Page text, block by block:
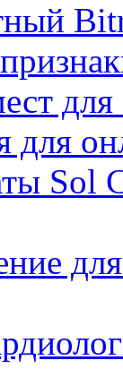
для
Sol